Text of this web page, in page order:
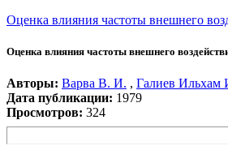
Оценка влияния частоты внешнего
Оценка влияния частоты внешнего
Авторы: Варва В. И. , Галиев Ильхам
Дата публикации: 1979
Просмотров: 324